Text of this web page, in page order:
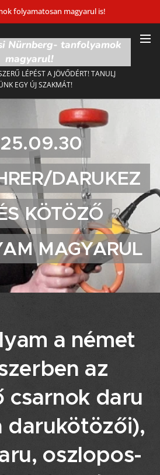
folyamatosan magyarul is!
Nürnberg- tanfolyamok
magyarul!
LÉPÉST A JÖVŐDÉRT! TANULJ
EGY ÚJ SZAKMÁT!
DARUKEZ
KÖTÖZŐ
MAGYARUL
a német
az
csarnok daru
darukötözői),
oszlopos-